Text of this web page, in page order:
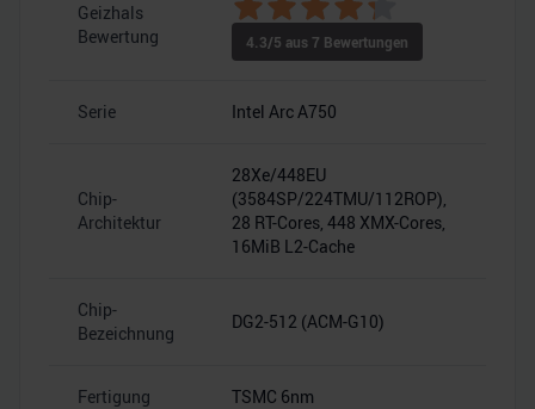
Geizhals
Bewertung
4.3/5 aus7 Bewertungen
Serie Intel Arc A750
Chip-
Architektur
28Xe/448EU
(3584SP/224TMU/112ROP),
28 RT-Cores, 448 XMX-Cores,
16MiB L2-Cache
Chip-
Bezeichnung
DG2-512 (ACM-G10)
Fertigung TSMC 6nm